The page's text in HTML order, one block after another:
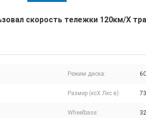
скорость тележки 120км/Х
Режим диска:
Размер (ксХ Лкс в):
Wheelbase: